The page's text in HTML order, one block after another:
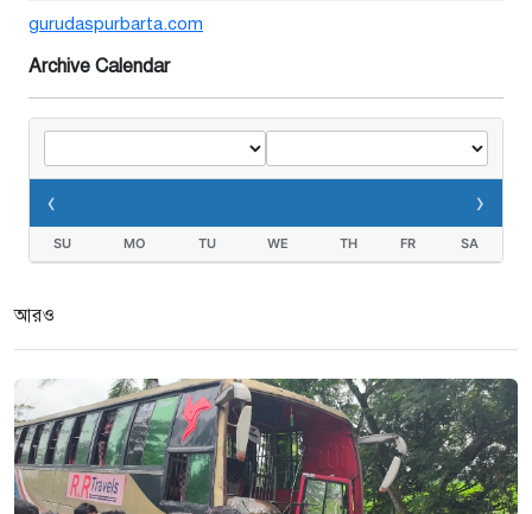
তথ্যবিভ্রাট সংবাদের প্রতিবাদে
gurudaspurbarta.com
Archive Calendar
‹ ›
SU MO TU WE TH FR SA
আরও